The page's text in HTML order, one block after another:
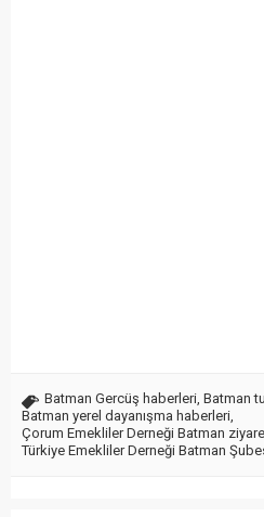
Batman Gercüş haberleri, Batman
Batman yerel dayanışma haberleri,
Çorum Emekliler Derneği Batman
Türkiye Emekliler Derneği Batman